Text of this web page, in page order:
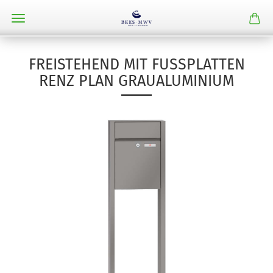
FREISTEHEND MIT FUSSPLATTEN R
ENZ PLAN GRAUALUMINIUM